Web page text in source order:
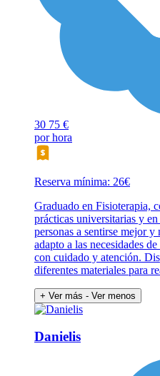
30 75 €
por hora
Reserva mínima: 26€
Graduado en Fisioterapia,
prácticas universitarias y
personas a sentirse mejor
adapto a las necesidades
con cuidado y atención.
diferentes materiales para
+ Ver más - Ver menos
Danielis